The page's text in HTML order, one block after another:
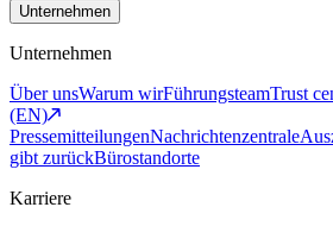
Unternehmen
Unternehmen
Über unsWarum wirFührungsteamTrust
(EN)
PressemitteilungenNachrichtenzentrale
gibt zurückBürostandorte
Karriere